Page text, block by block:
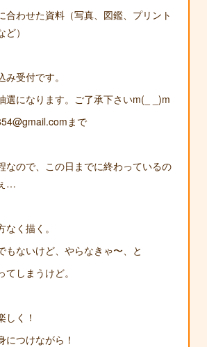
合わせた資料（写真、図鑑、プリント
）
み受付です。
選になります。ご了承下さいm(_ _)m
まで
なので、この日までに終わっているの
…
く描く。
もないけど、やらなきゃ〜、と
しまうけど。
しく！
につけながら！